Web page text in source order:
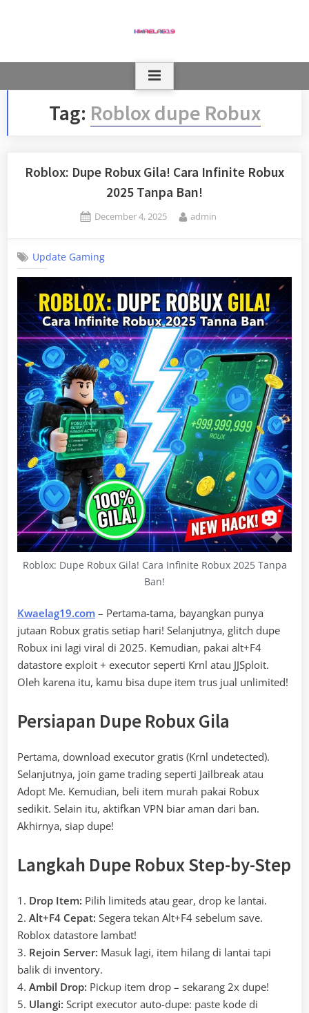
Tag: Roblox dupe Robux
Roblox: Dupe Robux Gila! Cara Infinite Robux
2025 Tanpa Ban!
Posted
December 4, 2025 By
admin
Update Gaming
Roblox: Dupe Robux Gila! Cara Infinite Robux 2025 Tanpa
Ban!
Kwaelag19.com – Pertama-tama, bayangkan punya
jutaan Robux gratis setiap hari! Selanjutnya, glitch dupe
Robux ini lagi viral di 2025. Kemudian, pakai alt+F4
datastore exploit + executor seperti Krnl atau JJSploit.
Oleh karena itu, kamu bisa dupe item trus jual unlimited!
Persiapan Dupe Robux Gila
Pertama, download executor gratis (Krnl undetected).
Selanjutnya, join game trading seperti Jailbreak atau
Adopt Me. Kemudian, beli item murah pakai Robux
sedikit. Selain itu, aktifkan VPN biar aman dari ban.
Akhirnya, siap dupe!
Langkah Dupe Robux Step-by-Step
1. Drop Item: Pilih limiteds atau gear, drop ke lantai.
2. Alt+F4 Cepat: Segera tekan Alt+F4 sebelum save.
Roblox datastore lambat!
3. Rejoin Server: Masuk lagi, item hilang di lantai tapi
balik di inventory.
4. Ambil Drop: Pickup item drop – sekarang 2x dupe!
5. Ulangi: Script executor auto-dupe: paste kode di